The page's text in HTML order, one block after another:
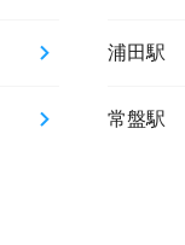
浦田駅
常盤駅